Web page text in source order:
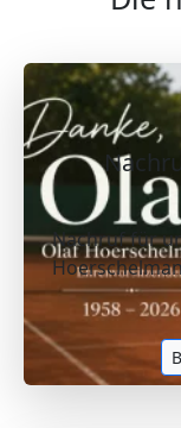
Nachruf für